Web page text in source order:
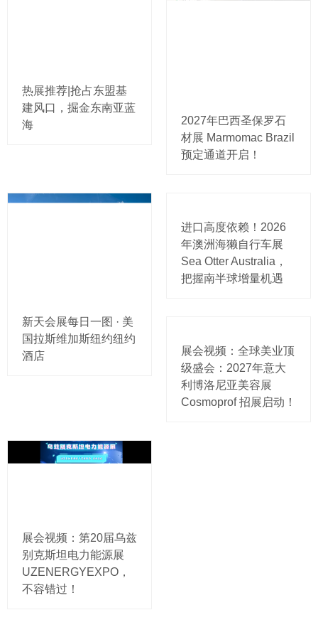
热展推荐|抢占东盟基
建风口，掘金东南亚蓝
海
2027年巴西圣保罗石
材展 Marmomac Brazil
预定通道开启！
新天会展每日一图 · 美
国拉斯维加斯纽约纽约
酒店
进口高度依赖！2026
年澳洲海獭自行车展
Sea Otter Australia，
把握南半球增量机遇
展会视频：全球美业顶
级盛会：2027年意大
利博洛尼亚美容展
Cosmoprof 招展启动！
展会视频：第20届乌兹
别克斯坦电力能源展
UZENERGYEXPO，
不容错过！